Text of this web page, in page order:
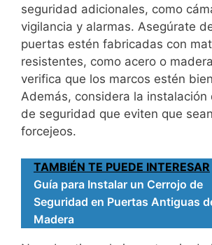
seguridad adicionales, como
vigilancia y alarmas. Asegúrate
puertas estén fabricadas con
resistentes, como acero o
verifica que los marcos estén
Además, considera la instalación
de seguridad que eviten que
forcejeos.
TAMBIÉN TE PUEDE INTERESAR
Guía para Instalar un Cerrojo de
Seguridad en Puertas Antiguas
Madera